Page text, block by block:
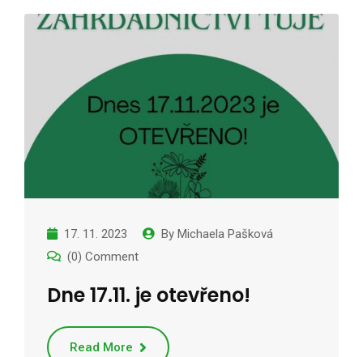
17. 11. 2023 By Michaela Pašková
(0) Comment
Dne 17.11. je otevřeno!
Read More